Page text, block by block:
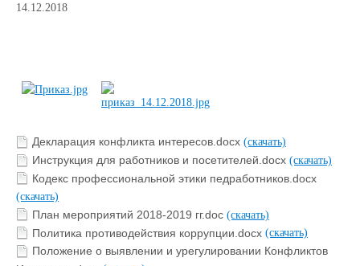
14.12.2018
Декларация конфликта интересов.docx (скачать)
Инструкция для работников и посетителей.docx (скачать)
Кодекс профессиональной этики педработников.docx
(скачать)
План мероприятий 2018-2019 гг.doc (скачать)
Политика противодействия коррупции.docx (скачать)
Положение о выявлении и урегулировании Конфликтов